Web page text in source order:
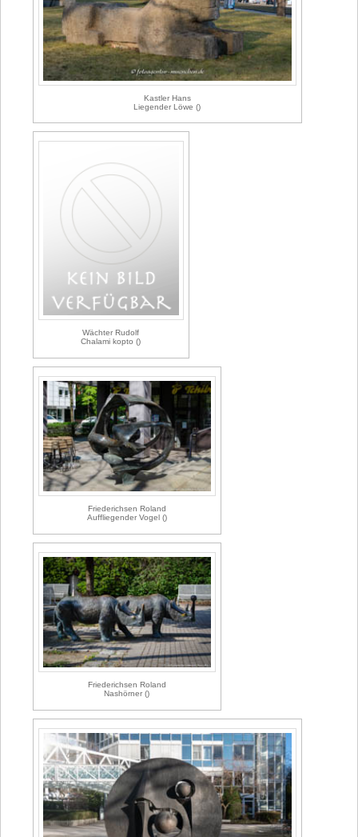
Kastler Hans
Liegender Löwe ()
Wächter Rudolf
Chalami kopto ()
Friederichsen Roland
Auffliegender Vogel ()
Friederichsen Roland
Nashörner ()